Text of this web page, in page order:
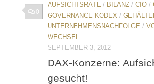
0
AUFSICHTSRÄTE / BILANZ / CIO /
GOVERNANCE KODEX /
UNTERNEHMENSNACHFOLGE /
WECHSEL
SEPTEMBER 3, 2012
DAX-Konzerne:
gesucht!